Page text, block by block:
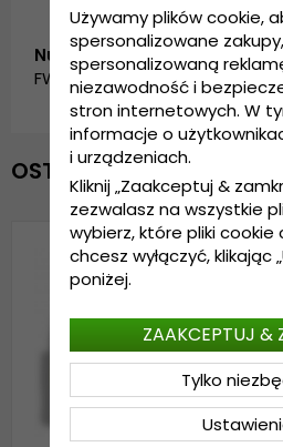
Numer artykułu:
FW_garda.knitted-green
OSTATNIO OGLĄDANE
Używamy plików cookie,
spersonalizowane zakupy,
spersonalizowaną
niezawodność i
stron internetowych. W
informacje o
i urządzeniach.
Kliknij „Zaakceptuj &
zezwalasz na wszystkie
wybierz, które pliki cookie
chcesz wyłączyć, klikając
poniżej.
Tylko
ZAAKCEPTUJ &